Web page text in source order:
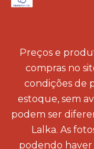
Preços e
compras no
condições de
estoque, sem
podem ser
Lalka. As
podendo